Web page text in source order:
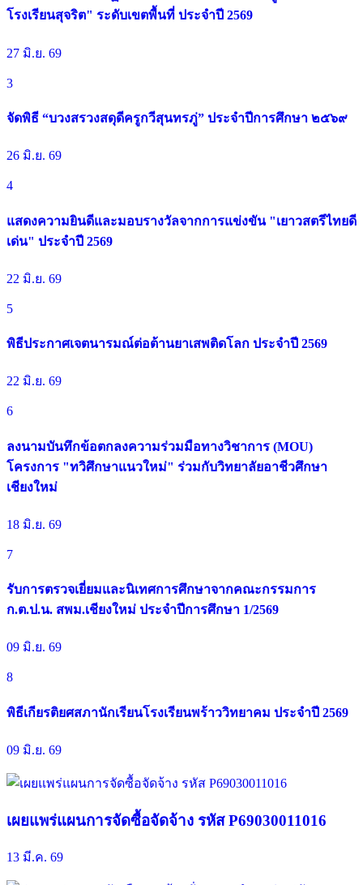
โรงเรียนสุจริต" ระดับเขตพื้นที่ ประจำปี 2569
27 มิ.ย. 69
3
จัดพิธี “บวงสรวงสดุดีครูกวีสุนทรภู่” ประจำปีการศึกษา ๒๕๖๙
26 มิ.ย. 69
4
แสดงความยินดีและมอบรางวัลจากการแข่งขัน "เยาวสตรีไทยดี
เด่น" ประจำปี 2569
22 มิ.ย. 69
5
พิธีประกาศเจตนารมณ์ต่อต้านยาเสพติดโลก ประจำปี 2569
22 มิ.ย. 69
6
ลงนามบันทึกข้อตกลงความร่วมมือทางวิชาการ (MOU)
โครงการ "ทวิศึกษาแนวใหม่" ร่วมกับวิทยาลัยอาชีวศึกษา
เชียงใหม่
18 มิ.ย. 69
7
รับการตรวจเยี่ยมและนิเทศการศึกษาจากคณะกรรมการ
ก.ต.ป.น. สพม.เชียงใหม่ ประจำปีการศึกษา 1/2569
09 มิ.ย. 69
8
พิธีเกียรติยศสภานักเรียนโรงเรียนพร้าววิทยาคม ประจำปี 2569
09 มิ.ย. 69
เผยแพร่แผนการจัดซื้อจัดจ้าง รหัส P69030011016
13 มี.ค. 69